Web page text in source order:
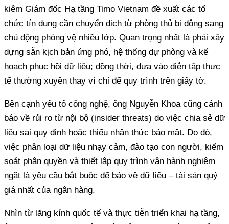
kiêm Giám đốc Hạ tầng Timo Vietnam đề xuất các tổ
chức tín dụng cần chuyển dịch từ phòng thủ bị động sang
chủ động phòng vệ nhiều lớp. Quan trọng nhất là phải xây
dựng sẵn kịch bản ứng phó, hệ thống dự phòng và kế
hoạch phục hồi dữ liệu; đồng thời, đưa vào diễn tập thực
tế thường xuyên thay vì chỉ để quy trình trên giấy tờ.
Bên cạnh yếu tố công nghệ, ông Nguyễn Khoa cũng cảnh
báo về rủi ro từ nội bộ (insider threats) do việc chia sẻ dữ
liệu sai quy định hoặc thiếu nhận thức bảo mật. Do đó,
việc phân loại dữ liệu nhạy cảm, đào tạo con người, kiểm
soát phân quyền và thiết lập quy trình vận hành nghiêm
ngặt là yêu cầu bắt buộc để bảo vệ dữ liệu – tài sản quý
giá nhất của ngân hàng.
Nhìn từ lăng kính quốc tế và thực tiễn triển khai hạ tầng,